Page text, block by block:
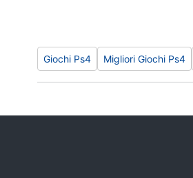
Giochi Ps4 Migliori Giochi Ps4